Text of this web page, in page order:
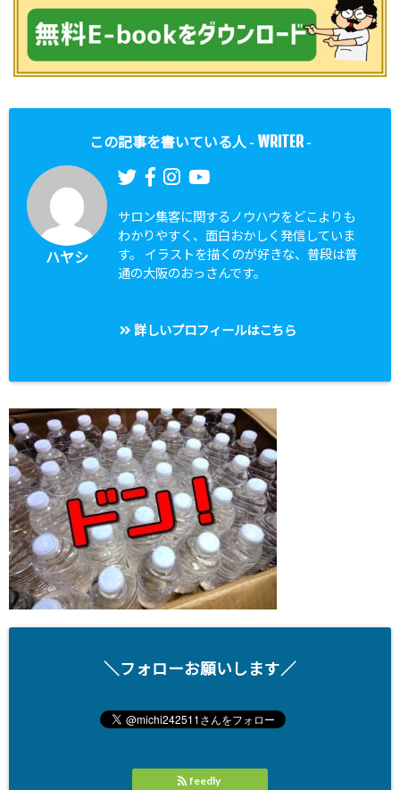
この記事を書いている人 - WRITER-
ハヤシ
サロン集客に関するノウハウをどこよりも
わかりやすく、面白おかしく発信していま
す。 イラストを描くのが好きな、普段は普
通の大阪のおっさんです。
詳しいプロフィールはこちら
＼フォローお願いします／
feedly